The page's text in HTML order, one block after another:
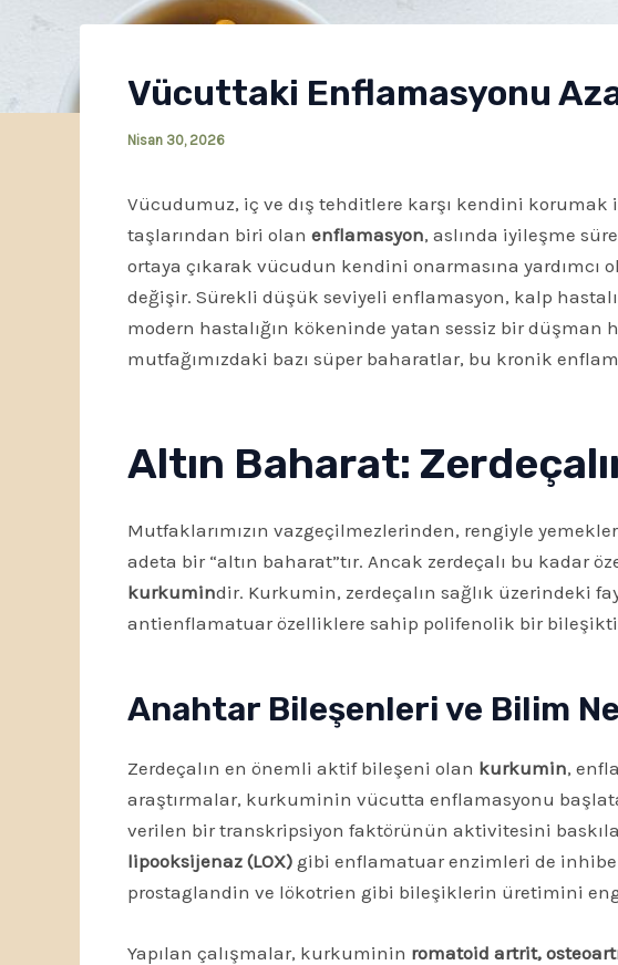
Vücuttaki Enflamasyonu
Nisan 30, 2026
Vücudumuz, iç ve dış tehditlere karşı kendini
taşlarından biri olan enflamasyon, aslında iyileşme
ortaya çıkarak vücudun kendini onarmasına yardımcı
değişir. Sürekli düşük seviyeli enflamasyon, kalp
modern hastalığın kökeninde yatan sessiz bir
mutfağımızdaki bazı süper baharatlar, bu kronik
Altın Baharat:
Mutfaklarımızın vazgeçilmezlerinden, rengiyle
adeta bir “altın baharat”tır. Ancak zerdeçalı bu kadar
kurkumindir. Kurkumin, zerdeçalın sağlık üzerindeki
antienflamatuar özelliklere sahip polifenolik bir
Anahtar Bileşenleri ve Bilim
Zerdeçalın en önemli aktif bileşeni olan kurkumin,
araştırmalar, kurkuminin vücutta enflamasyonu
verilen bir transkripsiyon faktörünün aktivitesini
lipooksijenaz (LOX)gibi enflamatuar enzimleri de
prostaglandin ve lökotrien gibi bileşiklerin üretimini
Yapılan çalışmalar, kurkuminin romatoid artrit,